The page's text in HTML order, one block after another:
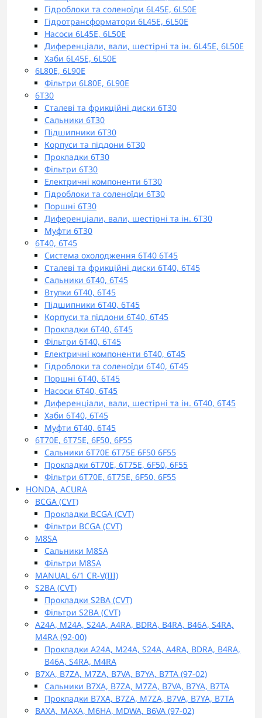
Гідроблоки та соленоїди 6L45E, 6L50E
Гідротрансформатори 6L45E, 6L50E
Насоси 6L45E, 6L50E
Диференціали, вали, шестірні та ін. 6L45E, 6L50E
Хаби 6L45E, 6L50E
6L80E, 6L90E
Фільтри 6L80E, 6L90E
6T30
Сталеві та фрикційні диски 6T30
Сальники 6T30
Підшипники 6T30
Корпуси та піддони 6T30
Прокладки 6T30
Фільтри 6T30
Електричні компоненти 6T30
Гідроблоки та соленоїди 6T30
Поршні 6T30
Диференціали, вали, шестірні та ін. 6T30
Муфти 6T30
6T40, 6T45
Система охолодження 6T40 6T45
Сталеві та фрикційні диски 6T40, 6T45
Сальники 6T40, 6T45
Втулки 6T40, 6T45
Підшипники 6T40, 6T45
Корпуси та піддони 6T40, 6T45
Прокладки 6T40, 6T45
Фільтри 6T40, 6T45
Електричні компоненти 6T40, 6T45
Гідроблоки та соленоїди 6T40, 6T45
Поршні 6T40, 6T45
Насоси 6T40, 6T45
Диференціали, вали, шестірні та ін. 6T40, 6T45
Хаби 6T40, 6T45
Муфти 6T40, 6T45
6T70E, 6T75E, 6F50, 6F55
Сальники 6T70E 6T75E 6F50 6F55
Прокладки 6T70E, 6T75E, 6F50, 6F55
Фільтри 6T70E, 6T75E, 6F50, 6F55
HONDA, ACURA
BCGA (CVT)
Прокладки BCGA (CVT)
Фільтри BCGA (CVT)
M8SA
Сальники M8SA
Фільтри M8SA
MANUAL 6/1 CR-V(III)
S2BA (CVT)
Прокладки S2BA (CVT)
Фільтри S2BA (CVT)
A24A, M24A, S24A, A4RA, BDRA, B4RA, B46A, S4RA,
M4RA (92-00)
Прокладки A24A, M24A, S24A, A4RA, BDRA, B4RA,
B46A, S4RA, M4RA
B7XA, B7ZA, M7ZA, B7VA, B7YA, B7TA (97-02)
Сальники B7XA, B7ZA, M7ZA, B7VA, B7YA, B7TA
Прокладки B7XA, B7ZA, M7ZA, B7VA, B7YA, B7TA
BAXA, MAXA, M6HA, MDWA, B6VA (97-02)